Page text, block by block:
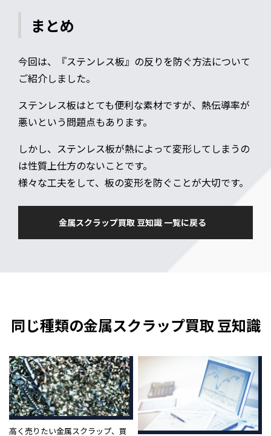
まとめ
今回は、『ステンレス板』の反りを防ぐ方法について
ご紹介しました。
ステンレス板はとても便利な素材ですが、熱伝導率が
悪いという問題点もあります。
しかし、ステンレス板が熱によって変形してしまうの
は性質上仕方のないことです。
様々な工夫をして、板の変形を防ぐことが大切です。
金属スクラップ買取 豆知識 一覧に戻る
同じ種類の金属スクラップ買取 豆知識
高く売りたい金属スクラップ、買